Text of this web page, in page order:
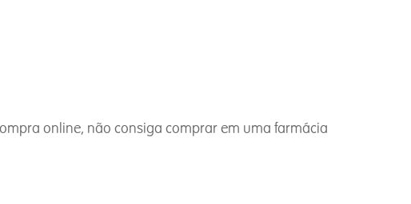
online, não consiga comprar em uma farmácia